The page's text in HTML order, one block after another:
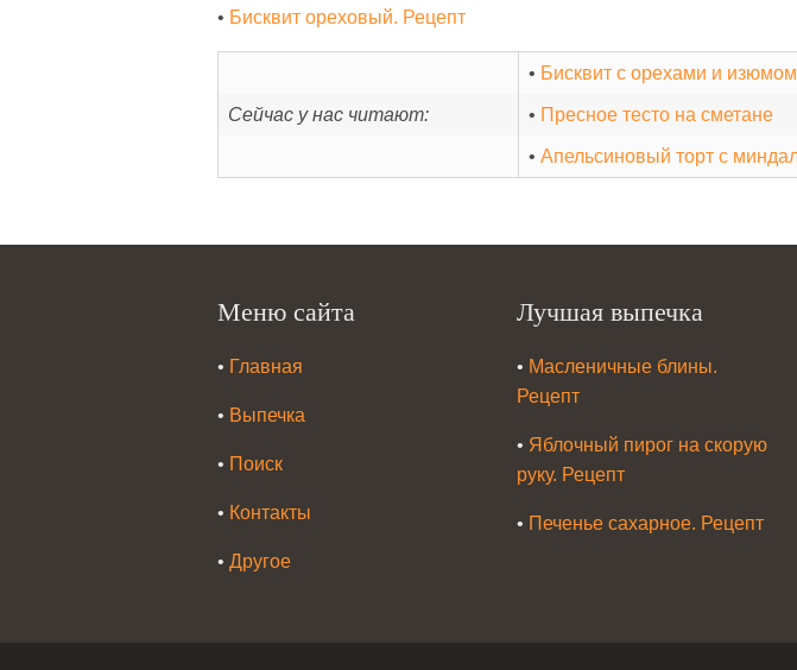
• Бисквит ореховый. Рецепт
• Бисквит с орехами и изюмом
Сейчас у нас читают: • Пресное тесто на сметане
• Апельсиновый торт с
Меню сайта
• Главная
• Выпечка
• Поиск
• Контакты
• Другое
Лучшая выпечка
• Масленичные блины.
Рецепт
• Яблочный пирог на скорую
руку. Рецепт
• Печенье сахарное. Рецепт